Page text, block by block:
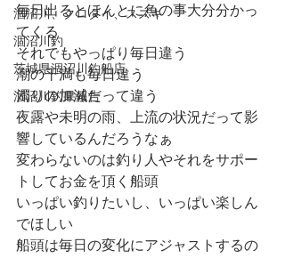
涸沼川、クロダイ、スズキ
涸沼川釣
茨城県涸沼川釣船店
涸沼川釣果報告
毎日出るとほんとに魚の事大分分かっ
てくる
それでもやっぱり毎日違う
潮の干満も毎日違う
濁りの加減だって違う
夜露や未明の雨、上流の状況だって影
響しているんだろうなぁ
変わらないのは釣り人やそれをサポー
トしてお金を頂く船頭
いっぱい釣りたいし、いっぱい楽しん
でほしい
船頭は毎日の変化にアジャストするの